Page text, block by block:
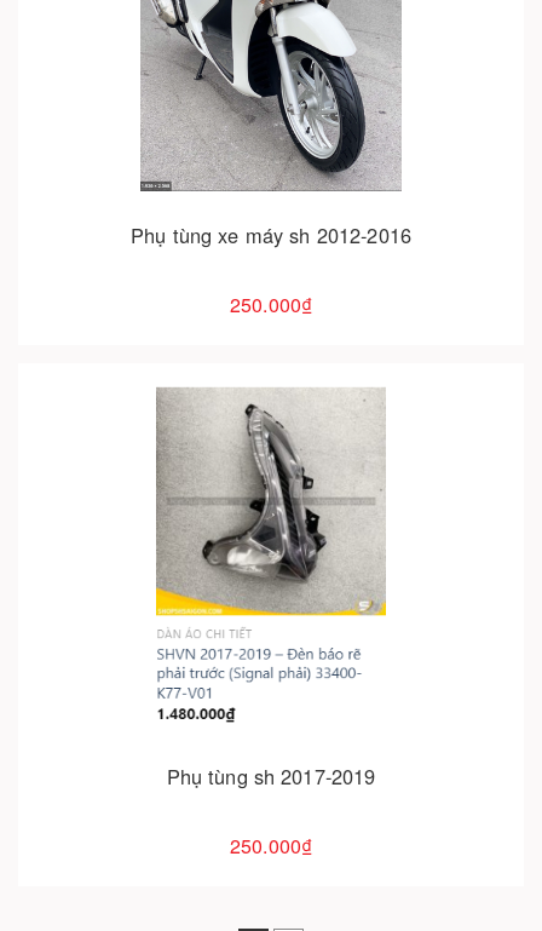
Phụ tùng xe máy sh 2012-2016
250.000₫
Cho vào giỏ hàng
Phụ tùng sh 2017-2019
250.000₫
Cho vào giỏ hàng